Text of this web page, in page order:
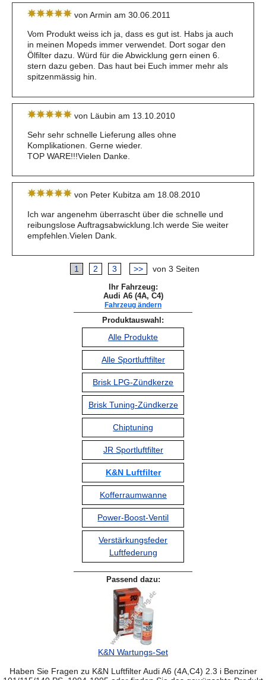
von Armin am 30.06.2011
Vom Produkt weiss ich ja, dass es gut ist. Habs ja auch
in meinen Mopeds immer verwendet. Dort sogar den
Ölfilter dazu. Würd für die Abwicklung gern einen 6.
stern dazu geben. Das haut bei Euch immer mehr als
spitzenmässig hin.
von Läubin am 13.10.2010
Sehr sehr schnelle Lieferung alles ohne
Komplikationen. Gerne wieder.
TOP WARE!!!Vielen Danke.
von Peter Kubitza am 18.08.2010
Ich war angenehm überrascht über die schnelle und
reibungslose Auftragsabwicklung.Ich werde Sie weiter
empfehlen.Vielen Dank.
1 2 3 >> von 3 Seiten
Ihr Fahrzeug:
Audi A6 (4A, C4)
Fahrzeug ändern
Produktauswahl:
Alle Produkte
Alle Sportluftfilter
Brisk LPG-Zündkerze
Brisk Tuning-Zündkerze
Chiptuning
JR Sportluftfilter
K&N Luftfilter
Kofferraumwanne
Power-Boost-Ventil
Verstärkungsfeder
Luftfederung
Passend dazu:
K&N Wartungs-Set
Haben Sie Fragen zu K&N Luftfilter Audi A6 (4A,C4) 2.3 i Benziner